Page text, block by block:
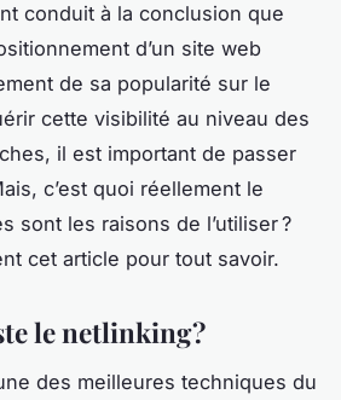
conduit à la conclusion que
d’un site web
de sa popularité sur le
cette visibilité au niveau des
il est important de passer
c’est quoi réellement le
sont les raisons de l’utiliser ?
cet article pour tout savoir.
le netlinking ?
des meilleures techniques du